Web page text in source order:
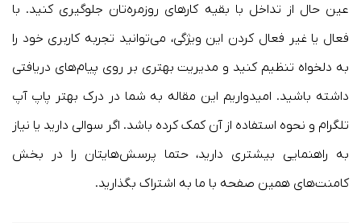
عین حال از تداخل با بقیه کارهای روزمره‌تان جلوگیری کنید. با
فعال یا غیر فعال کردن این ویژگی، می‌توانید تجربه کاربری خود را
به دلخواه تنظیم کنید و مدیریت بهتری بر روی پیام‌های دریافتی
داشته باشید. امیدواریم این مقاله به شما در درک بهتر پاپ آپ
تلگرام و نحوه استفاده از آن کمک کرده باشد. اگر سوالی دارید یا نیاز
به راهنمایی بیشتری دارید، حتما پرسش‌هایتان را در بخش
کامنت‌های همین صفحه با ما به اشتراک بگذارید.